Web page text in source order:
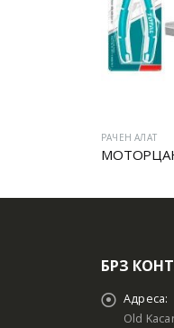
РАЧЕН АЛАТ
БРЗ
Адреса:
Old